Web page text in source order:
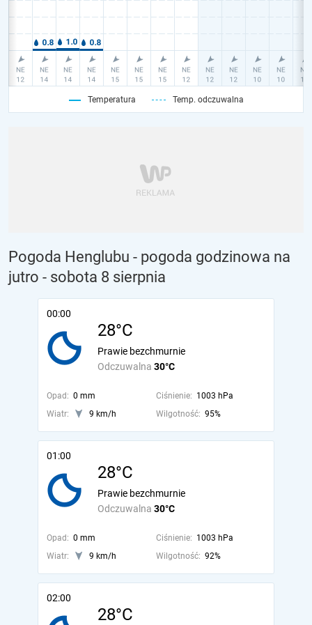
Temperatura Temp. odczuwalna
Pogoda Henglubu - pogoda godzinowa na
jutro - sobota 8 sierpnia
00:00
28°C
Odczuwalna 30°C
Prawie bezchmurnie
Opad: 0 mm Ciśnienie: 1003 hPa
Wiatr:
9 km/h Wilgotność: 95%
01:00
28°C
Odczuwalna 30°C
Prawie bezchmurnie
Opad: 0 mm Ciśnienie: 1003 hPa
Wiatr:
9 km/h Wilgotność: 92%
02:00
28°C